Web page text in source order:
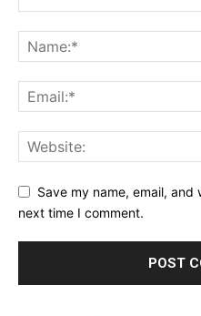
Save my name, email,
next time I comment.